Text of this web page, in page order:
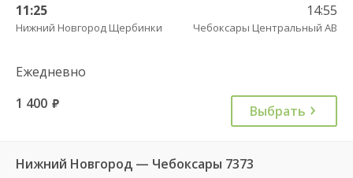
11:25
Нижний Новгород Щербинки
14:55
Чебоксары Центральный АВ
Ежедневно
1 400 руб. Выбрать
Нижний Новгород — Чебоксары 7373